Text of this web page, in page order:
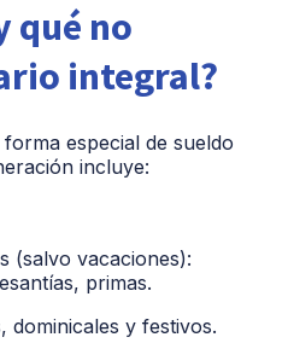
qué no
integral?
especial de sueldo
incluye:
(salvo vacaciones):
primas.
dominicales y festivos.